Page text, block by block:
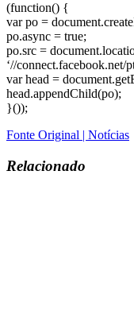
(function() {
var po =
po.async = true;
po.src =
‘//connect.facebook.net/
var head =
head.appendChild(po);
}());
Fonte Original | Notícias
Relacionado